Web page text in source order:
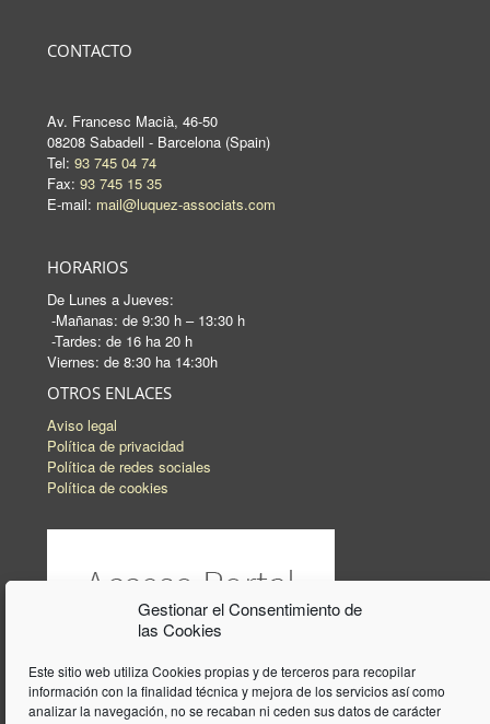
Gestionar el Consentimiento de
las Cookies
Este sitio web utiliza Cookies propias y de terceros para recopilar
información con la finalidad técnica y mejora de los servicios así como
analizar la navegación, no se recaban ni ceden sus datos de carácter
CONTACTO
Av. Francesc Macià, 46-50
08208 Sabadell - Barcelona (Spain)
Tel: 93 745 04 74
Fax: 93 745 15 35
E-mail: mail@luquez-associats.com
HORARIOS
De Lunes a Jueves:
-Mañanas: de 9:30 h – 13:30 h
-Tardes: de 16 ha 20 h
Viernes: de 8:30 ha 14:30h
OTROS ENLACES
Aviso legal
Política de privacidad
Política de redes sociales
Política de cookies